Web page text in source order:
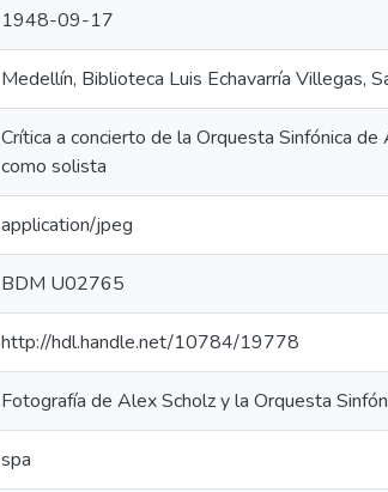
1948-09-17
Medellín, Biblioteca Luis Echavarría Villegas,
Crítica a concierto de la Orquesta Sinfónica
como solista
application/jpeg
BDM U02765
http://hdl.handle.net/10784/19778
Fotografía de Alex Scholz y la Orquesta
spa